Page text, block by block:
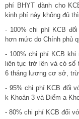
phí BHYT dành cho
kinh phí này không đủ
- 100% chi phí KCB
hơn mức do Chính phủ
- 100% chi phí KCB khi
liên tục trở lên và có số
6 tháng lương cơ sở,
- 95% chi phí KCB đối
k Khoản 3 và Điểm a
- 80% chi phí KCB đối